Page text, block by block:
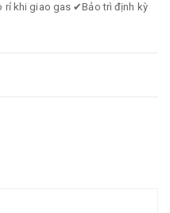
khi giao gas ✔Bảo trì định kỳ